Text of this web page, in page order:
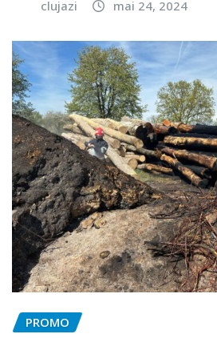
clujazi mai 24, 2024
PROMO